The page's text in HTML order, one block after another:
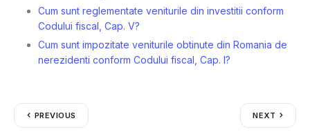
Cum sunt reglementate veniturile din investitii conform
Codului fiscal, Cap. V?
Cum sunt impozitate veniturile obtinute din Romania de
nerezidenti conform Codului fiscal, Cap. I?
PREVIOUS NEXT